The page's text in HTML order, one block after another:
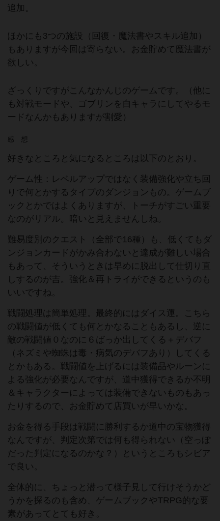
追加。
ほかにも3つの施設（回復・魔法書やスキル追加）
もありますが今回は寄らない。お金貯めて魔法書が
欲しい。
ざっくりですがこんなかんじのゲームです。（他に
も対戦モードや、ゴブリンを自キャラにしてやるモ
ードなんかもありますが割愛）
感 想
好きなところと気になるところは以下のとおり。
ゲーム性：レベルアップではなく装備強化や立ち回
りで何とかするタイプのダンジョンもの。ゲームブ
ックとかではよくありますが、トーチがすごい重要
なのがリアル。暗いと見えませんしね。
難易度別のクエスト（全部で16種）も、低くてもダ
ンジョンカードがかみ合わないと達成が難しい場合
もあって、そういうときは早めに脱出して仕切り直
しするのが吉。強化＆再トライができるというのも
いいですね。
戦闘処理は簡単処理。最終的にはダイス運。こちら
の戦闘値が低くても何とかなることもあるし、逆に
敵の戦闘値０なのに６ばっか出してくる＋デバフ
（ネズミや蜘蛛は毒・病気のデバフあり）してくる
とかもある。戦闘値を上げるには装備品やルーンに
よる強化が必要なんですが、道中獲得できるか不明
＆キャラクターによっては装備できないものもあっ
たりするので、お金貯めて店買いが早いかな。
お金を得る手段は戦闘に勝利するか道中の宝物獲得
なんですが、判定次第では何も得られない（空っぽ
だった判定になるのかな？）というところもシビア
で良い。
全体的に、ちょっと潜って様子見して行けそうかど
うかを探るのも含め、ゲームブックやTRPG的な要
素があってとても好き。